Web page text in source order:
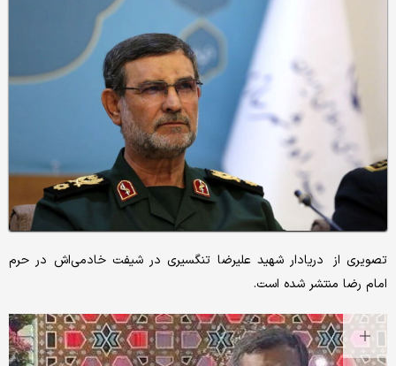
تصویری از دریادار شهید علیرضا تنگسیری در شیفت خادمی‌اش در حرم
امام رضا منتشر شده است.